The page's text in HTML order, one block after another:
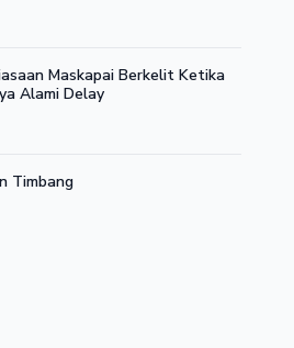
Maskapai Berkelit Ketika
Alami Delay
Timbang